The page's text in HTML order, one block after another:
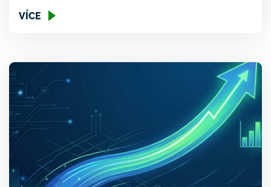
proměnu byznysu, tlak na konkurenceschopnost
VÍCE